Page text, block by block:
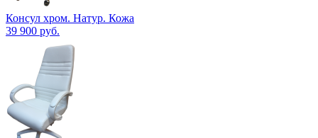
Консул хром. Натур. Кожа
39 900 руб.